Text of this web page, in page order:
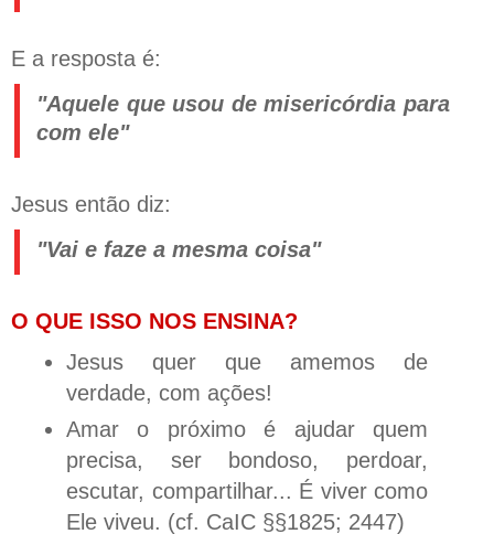
E a resposta é:
"Aquele que usou de misericórdia para
com ele"
Jesus então diz:
"Vai e faze a mesma coisa"
O QUE ISSO NOS ENSINA?
Jesus quer que amemos de
verdade, com ações!
Amar o próximo é ajudar quem
precisa, ser bondoso, perdoar,
escutar, compartilhar... É viver como
Ele viveu. (cf. CaIC §§1825; 2447)